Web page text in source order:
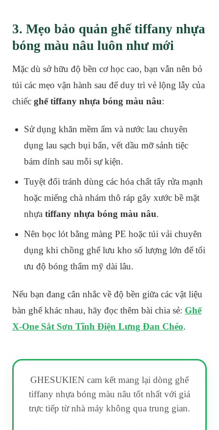
3. Mẹo bảo quản ghế tiffany nhựa
bóng màu nâu luôn như mới
Mặc dù sở hữu độ bền cơ học cao, bạn vẫn nên bỏ
túi các mẹo vận hành sau để duy trì vẻ lộng lẫy của
chiếc ghế tiffany nhựa bóng màu nâu:
Sử dụng khăn mềm ẩm và nước lau chuyên
dụng lau sạch bụi bẩn, vết dầu mỡ sảnh tiệc
bám dính sau mỗi sự kiện.
Tuyệt đối tránh dùng các hóa chất tẩy rửa mạnh
hoặc miếng chà nhám thô ráp gây xước bề mặt
nhựatiffany nhựa bóng màu nâu.
Nên bọc lót bằng màng PE hoặc túi vải chuyên
dụng khi chồng ghế lưu kho số lượng lớn để tối
ưu độ bóng thẩm mỹ dài lâu.
Nếu bạn đang cân nhắc về độ bền giữa các vật liệu
bàn ghế khác nhau, hãy đọc thêm bài chia sẻ: Ghế
X-One Sắt Sơn Tĩnh Điện Lưng Đan Chéo.
GHESUKIEN cam kết mang lại dòng ghế
tiffany nhựa bóng màu nâu tốt nhất với giá
trực tiếp từ nhà máy không qua trung gian.